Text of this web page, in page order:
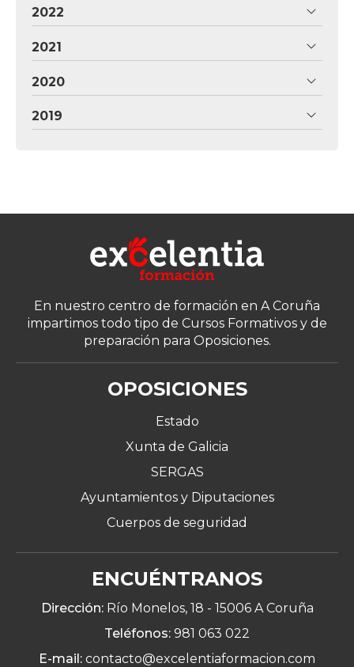
2022
2021
2020
2019
En nuestro centro de formación en A Coruña
impartimos todo tipo de Cursos Formativos y de
preparación para Oposiciones.
OPOSICIONES
Estado
Xunta de Galicia
SERGAS
Ayuntamientos y Diputaciones
Cuerpos de seguridad
ENCUÉNTRANOS
Dirección:Río Monelos, 18 - 15006 A Coruña
Teléfonos: 981 063 022
E-mail: contacto@excelentiaformacion.com